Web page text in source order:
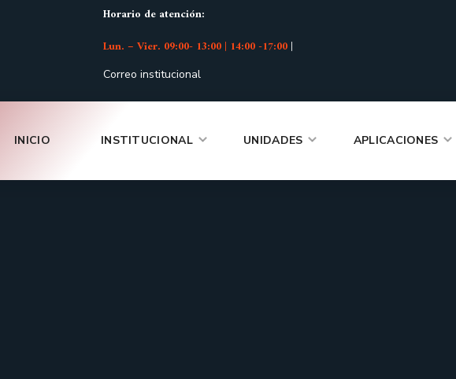
Horario de atención:
Lun. – Vier. 09:00- 13:00 | 14:00 -17:00|
Correo institucional
INICIO INSTITUCIONAL UNIDADES APLICACIONES